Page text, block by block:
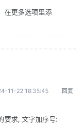
在更多选项里添
11-22 18:35:45 回复
要求, 文字加序号: